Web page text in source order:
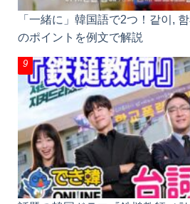
「一緒に」韓国語で2つ！같이,
けのポイントを例文で解説